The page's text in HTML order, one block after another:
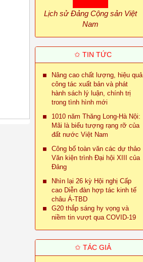
Lịch sử Đảng Cộng sản Việt
Nam
✩ TIN TỨC
Nâng cao chất lượng, hiệu quả
công tác xuất bản và phát
hành sách lý luận, chính trị
trong tình hình mới
1010 năm Thăng Long-Hà Nội:
Mãi là biểu tượng rạng rỡ của
đất nước Việt Nam
Công bố toàn văn các dự thảo
Văn kiện trình Đại hội XIII của
Đảng
Nhìn lại 26 kỳ Hội nghị Cấp
cao Diễn đàn hợp tác kinh tế
châu Á-TBD
G20 thắp sáng hy vọng và
niềm tin vượt qua COVID-19
✩ TÁC GIẢ